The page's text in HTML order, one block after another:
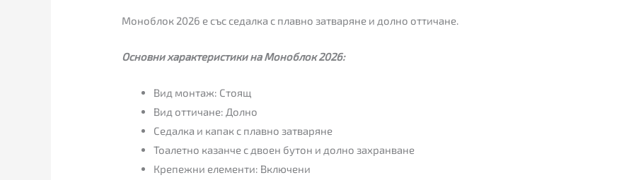
Моноблок 2026 е със седалка с плавно затваряне и долно оттичане.
Основни характеристики на Моноблок 2026:
Вид монтаж: Стоящ
Вид оттичане: Долно
Седалка и капак с плавно затваряне
Тоалетно казанче с двоен бутон и долно захранване
Крепежни елементи: Включени